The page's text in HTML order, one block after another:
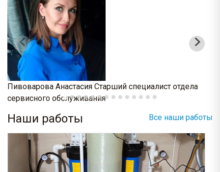
Пивоварова Анастасия Старший специалист отдела
сервисного обслуживания
Наши работы Все наши работы